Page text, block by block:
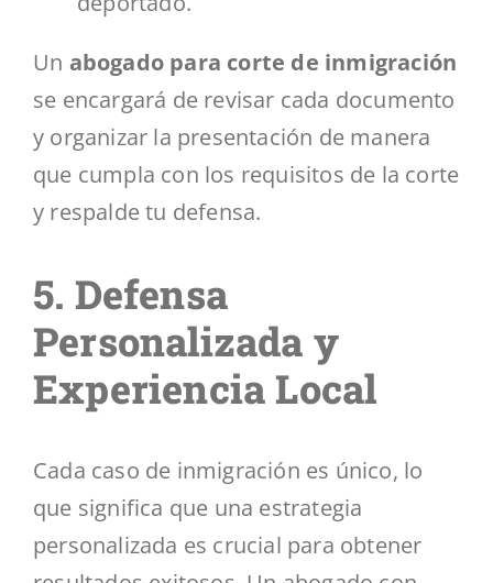
Un abogado para corte de inmigración
se encargará de revisar cada documento
y organizar la presentación de manera
que cumpla con los requisitos de la corte
y respalde tu defensa.
5. Defensa
Personalizada y
Experiencia Local
Cada caso de inmigración es único, lo
que significa que una estrategia
personalizada es crucial para obtener